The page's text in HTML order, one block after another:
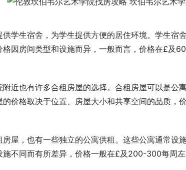
学生宿舍，为学生提供方便的居住环境。学生宿
因房间类型和设施而异，一般而言，价格在£及
近也有许多合租房屋的选择。合租房屋可以是公
价格取决于位置、房屋大小和共享空间的品质，
房屋，也有一些独立的公寓供租。这些公寓通常设
不同而有所差异，价格一般在£及200-300每周左